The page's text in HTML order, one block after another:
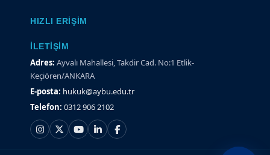
HIZLI ERIŞIM
İLETIŞIM
Adres: Ayvalı Mahallesi, Takdir Cad. No:1 Etlik-
Keçiören/ANKARA
E-posta: hukuk@aybu.edu.tr
Telefon: 0312 906 2102